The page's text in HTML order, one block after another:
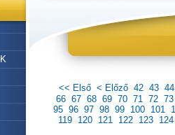
<< Első < Előző 42 43 44
66 67 68 69 70 71 72 73
95 96 97 98 99 100 101
119
120 121 122 123 124